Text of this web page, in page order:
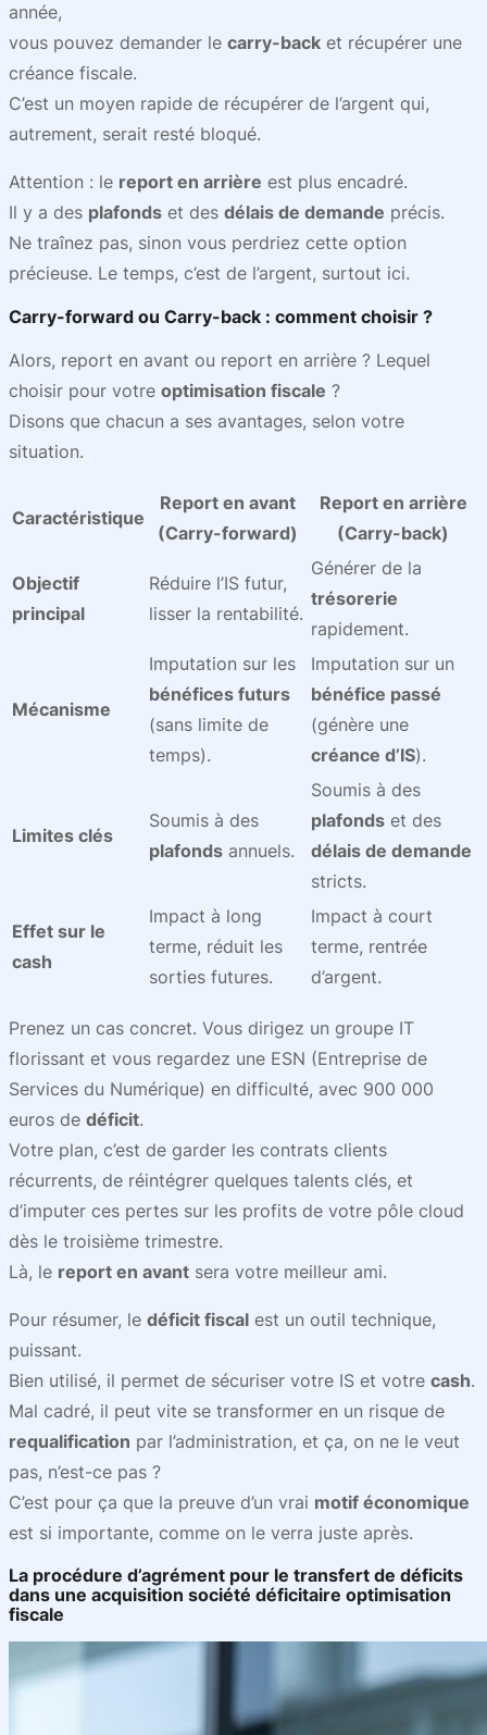
année,
vous pouvez demander le carry-back et récupérer une
créance fiscale.
C’est un moyen rapide de récupérer de l’argent qui,
autrement, serait resté bloqué.
Attention : le report en arrière est plus encadré.
Il y a des plafonds et des délais de demande précis.
Ne traînez pas, sinon vous perdriez cette option
précieuse. Le temps, c’est de l’argent, surtout ici.
Carry-forward ou Carry-back : comment choisir ?
Alors, report en avant ou report en arrière ? Lequel
choisir pour votre optimisation fiscale ?
Disons que chacun a ses avantages, selon votre
situation.
Caractéristique
Report en avant
(Carry-forward)
Report en arrière
(Carry-back)
Objectif
principal
Réduire l’IS futur,
lisser la rentabilité.
Générer de la
trésorerie
rapidement.
Mécanisme
Imputation sur les
bénéfices futurs
(sans limite de
temps).
Imputation sur un
bénéfice passé
(génère une
créance d’IS).
Limites clés
Soumis à des
plafonds annuels.
Soumis à des
plafonds et des
délais de demande
stricts.
Effet sur le
cash
Impact à long
terme, réduit les
sorties futures.
Impact à court
terme, rentrée
d’argent.
Prenez un cas concret. Vous dirigez un groupe IT
florissant et vous regardez une ESN (Entreprise de
Services du Numérique) en difficulté, avec 900 000
euros de déficit.
Votre plan, c’est de garder les contrats clients
récurrents, de réintégrer quelques talents clés, et
d’imputer ces pertes sur les profits de votre pôle cloud
dès le troisième trimestre.
Là, le report en avant sera votre meilleur ami.
Pour résumer, le déficit fiscal est un outil technique,
puissant.
Bien utilisé, il permet de sécuriser votre IS et votre cash.
Mal cadré, il peut vite se transformer en un risque de
requalification par l’administration, et ça, on ne le veut
pas, n’est-ce pas ?
C’est pour ça que la preuve d’un vrai motif économique
est si importante, comme on le verra juste après.
La procédure d’agrément pour le transfert de déficits
dans une acquisition société déficitaire optimisation
fiscale